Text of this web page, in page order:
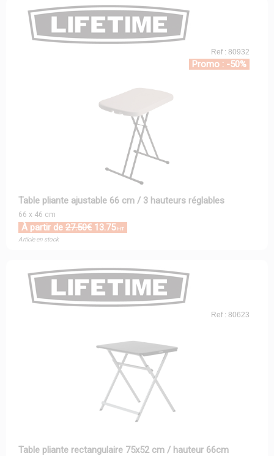
Ref : 80932
Promo : -50%
Table pliante ajustable 66 cm / 3 hauteurs réglables
66 x 46 cm
À partir de 27.50€ 13.75HT
Article en stock
Ref : 80623
Table pliante rectangulaire 75x52 cm / hauteur 66cm